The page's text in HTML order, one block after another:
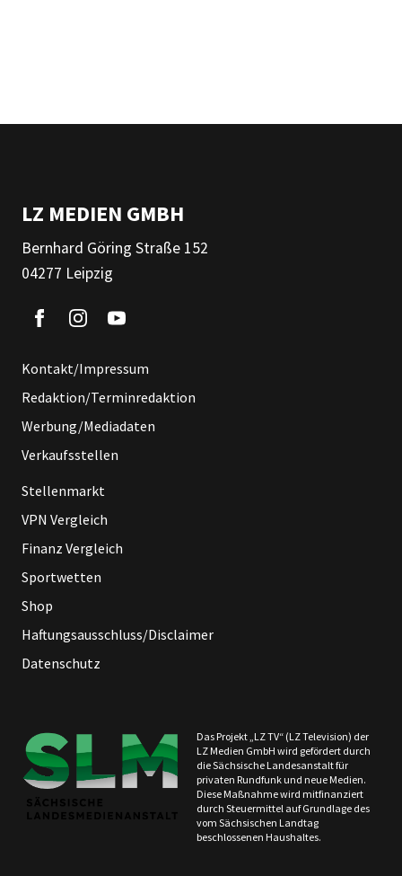
LZ MEDIEN GMBH
Bernhard Göring Straße 152
04277 Leipzig
Kontakt/Impressum
Redaktion/Terminredaktion
Werbung/Mediadaten
Verkaufsstellen
Stellenmarkt
VPN Vergleich
Finanz Vergleich
Sportwetten
Shop
Haftungsausschluss/Disclaimer
Datenschutz
Das Projekt „LZ TV“ (LZ Television) der
LZ Medien GmbH wird gefördert durch
die Sächsische Landesanstalt für
privaten Rundfunk und neue Medien.
Diese Maßnahme wird mitfinanziert
durch Steuermittel auf Grundlage des
vom Sächsischen Landtag
beschlossenen Haushaltes.